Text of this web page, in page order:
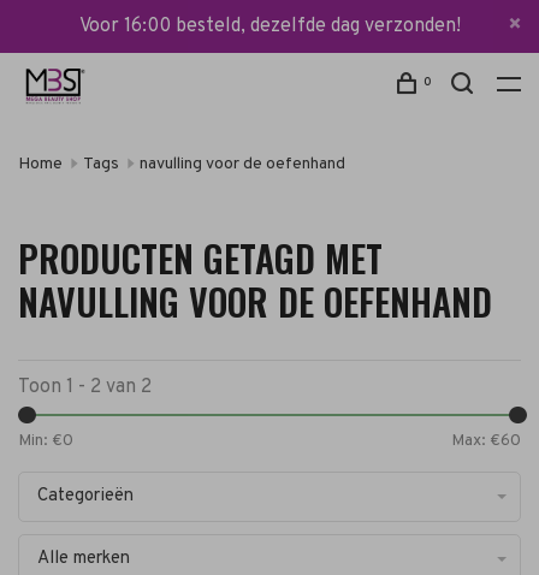
Voor 16:00 besteld, dezelfde dag verzonden!
0
Home Tags navulling voor de oefenhand
PRODUCTEN GETAGD MET
NAVULLING VOOR DE OEFENHAND
Toon 1 - 2 van 2
Min: €0 Max: €60
Categorieën
Alle merken